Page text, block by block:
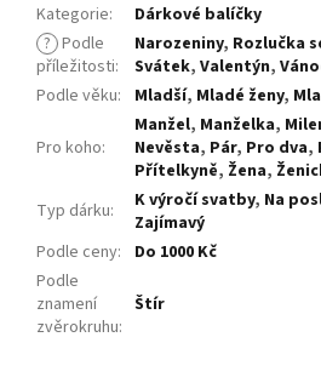
Kategorie:
Dárkové balíčky
? Podle
příležitosti:
Narozeniny, Rozlučka
Svátek, Valentýn,
Podle věku: Mladší, Mladé ženy,
Pro koho:
Manžel, Manželka,
Nevěsta, Pár, Pro dva,
Přítelkyně, Žena,
Typ dárku: K výročí svatby, Na
Zajímavý
Podle ceny:
Do 1000 Kč
Podle
znamení
zvěrokruhu:
Štír